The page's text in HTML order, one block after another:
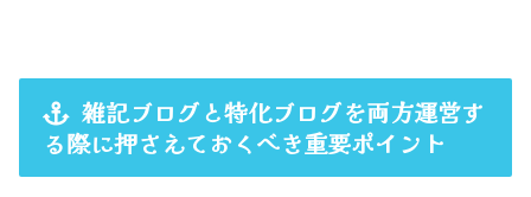
雑記ブログと特化ブログを両方運営す
る際に押さえておくべき重要ポイント